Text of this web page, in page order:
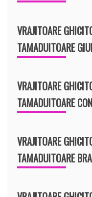
VRAJITOARE
TAMADUITOARE
VRAJITOARE
TAMADUITOARE
VRAJITOARE
TAMADUITOARE